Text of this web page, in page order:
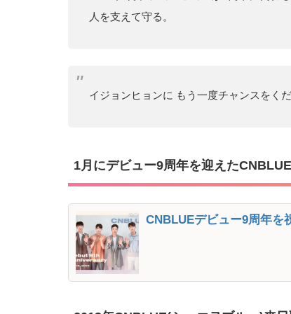
人を支えて守る。
イジョンヒョンに もう一度チャンスをく
1月にデビュー9周年を迎えた
CNBLUEデビュー9周年を